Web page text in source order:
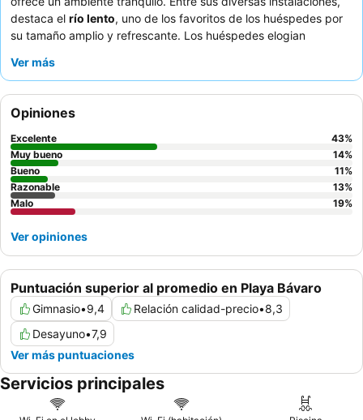
destaca el río lento, uno de los favoritos de los huéspedes por
su tamaño amplio y refrescante. Los huéspedes elogian
desayuno bufé
mejorada, considere la
beneficios exclusivos como servicio de mayordomo y reservas
prioritarias.
Ver más
Puntuación superior al promedio en Playa Bávaro
Gimnasio•9,4 Relación calidad-precio•8,3
Desayuno•7,9
Ver más puntuaciones
Opiniones
Excelente 43%
Muy bueno
14%
Bueno
11%
Razonable
13%
Malo
19%
Ver opiniones
Servicios principales